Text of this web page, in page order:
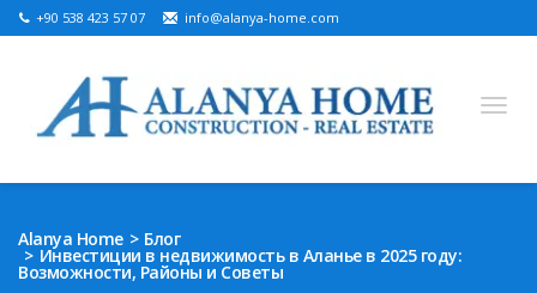
+90 538 423 57 07 info@alanya-home.com
Persian Bosnian French Kazakh
Alanya Home Блог
Инвестиции в недвижимость в Аланье в 2025 году:
Возможности, Районы и Советы